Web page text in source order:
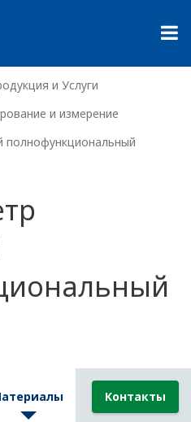
и Услуги
и измерение
полнофункциональный
Контакты